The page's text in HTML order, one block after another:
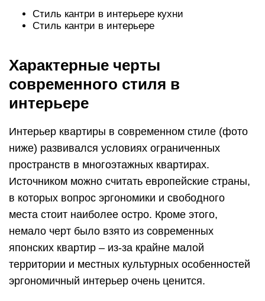
Стиль кантри в интерьере кухни
Стиль кантри в интерьере
Характерные черты
современного стиля в
интерьере
Интерьер квартиры в современном стиле (фото
ниже) развивался условиях ограниченных
пространств в многоэтажных квартирах.
Источником можно считать европейские страны,
в которых вопрос эргономики и свободного
места стоит наиболее остро. Кроме этого,
немало черт было взято из современных
японских квартир – из-за крайне малой
территории и местных культурных особенностей
эргономичный интерьер очень ценится.